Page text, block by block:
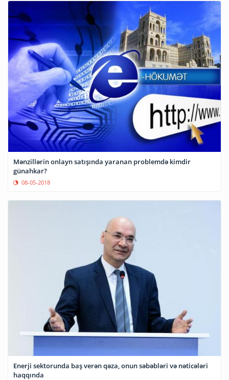
Mənzillərin onlayn satışında yaranan problemdə kimdir
günahkar?
08-05-2018
Enerji sektorunda baş verən qəza, onun səbəbləri və nəticələri
haqqında